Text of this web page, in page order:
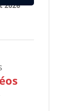
2026